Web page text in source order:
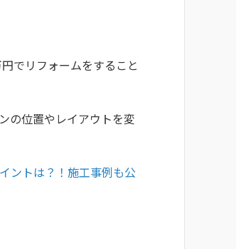
でリフォームをすること
の位置やレイアウトを変
ントは？！施工事例も公